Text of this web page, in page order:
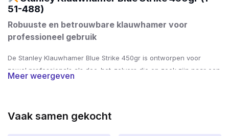
51-488)
Robuuste en betrouwbare klauwhamer voor
professioneel gebruik
De Stanley Klauwhamer Blue Strike 450gr is ontworpen voor
zowel professionals als doe-het-zelvers die op zoek zijn naar een
duurzame en comfortabele hamer.
met een licht gewicht, wat zorgt voor een perfecte balans tijdens
Meer weergeven
Vaak samen gekocht